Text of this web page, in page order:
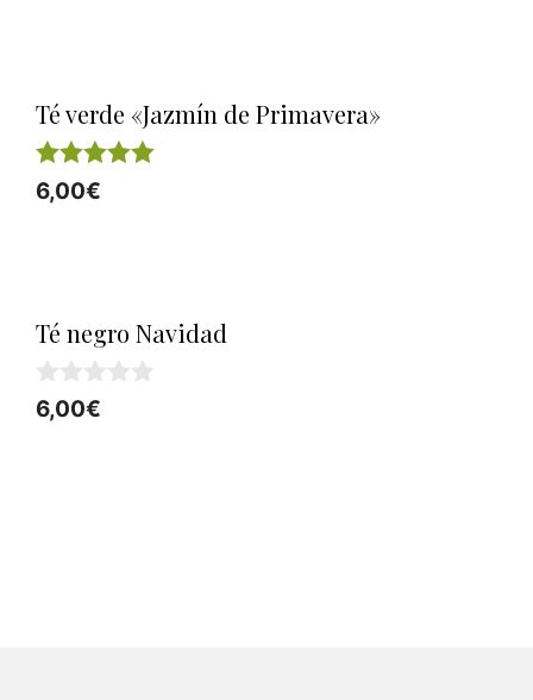
Té verde «Jazmín de Primavera»
5.00
de 5
6,00€
Té negro Navidad
0
d
6,00€